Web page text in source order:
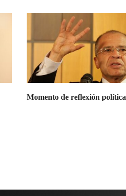
Momento de reflexión política